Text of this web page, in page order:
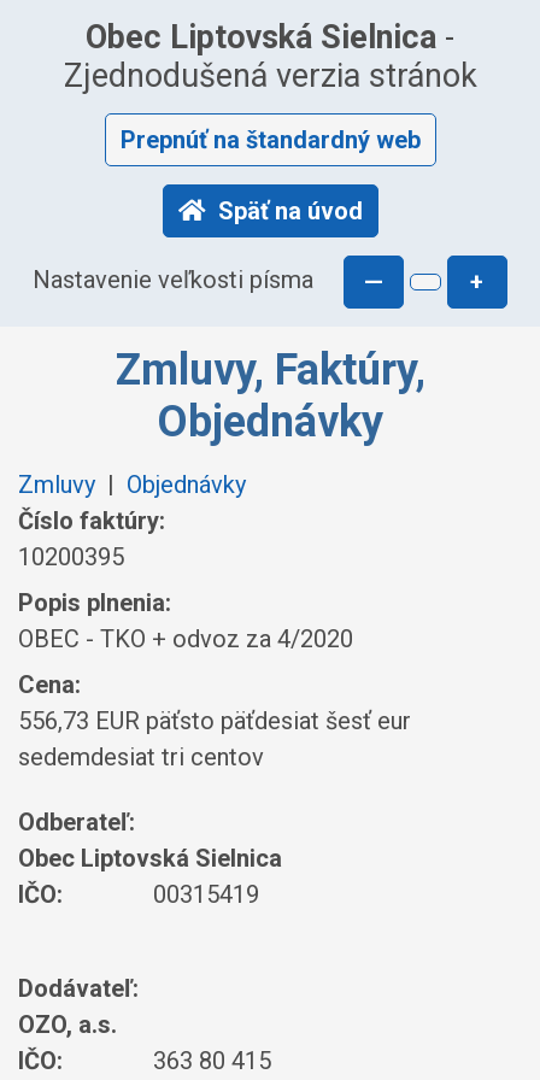
Obec Liptovská Sielnica -
Zjednodušená verzia stránok
Prepnúť na štandardný web
Späť na úvod
Nastavenie veľkosti písma — +
Zmluvy, Faktúry,
Objednávky
Zmluvy | Objednávky
Číslo faktúry:
10200395
Popis plnenia:
OBEC - TKO + odvoz za 4/2020
Cena:
556,73 EUR päťsto päťdesiat šesť eur
sedemdesiat tri centov
Odberateľ:
Obec Liptovská Sielnica
IČO:
00315419
Dodávateľ:
OZO, a.s.
IČO:
363 80 415